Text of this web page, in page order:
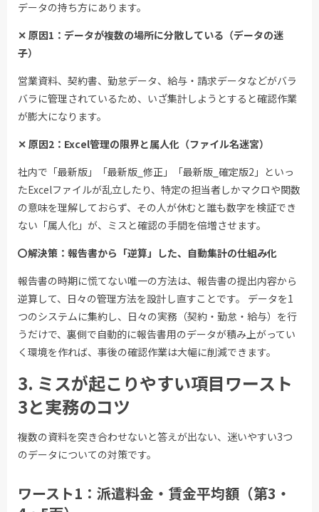
データの持ち方にあります。
✕ 原因1：データが複数の場所に分散している（データの迷
子）
営業資料、契約書、勤怠データ、給与・請求データなどがバラ
バラに管理されているため、いざ集計しようとすると確認作業
が膨大になります。
✕ 原因2：Excel管理の限界と属人化（ファイル名迷宮）
社内で「最新版」「最新版_修正」「最新版_確定版2」といっ
たExcelファイルが乱立したり、特定の担当者しかマクロや関数
の意味を理解しておらず、その人が休むと誰も数字を検証でき
ない「属人化」が、ミスと確認の手間を倍増させます。
〇解決策：報告書から「逆算」した、自動集計の仕組み化
報告書の時期に慌てない唯一の方法は、報告書の提出内容から
逆算して、日々の管理方法を設計し直すことです。 データを1
つのシステムに集約し、日々の実務（契約・勤怠・給与）を行
うだけで、裏側で自動的に報告書用のデータが積み上がってい
く環境を作れば、事後の確認作業は大幅に削減できます。
3. ミスが起こりやすい項目ワースト
3と実務のコツ
複数の資料を突き合わせないと答えが出ない、迷いやすい3つ
のデータについての対策です。
ワースト1：派遣料金・賃金平均額（第3・